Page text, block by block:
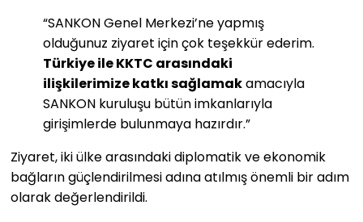
“SANKON Genel Merkezi’ne yapmış
olduğunuz ziyaret için çok teşekkür ederim.
Türkiye ile KKTC arasındaki
ilişkilerimize katkı sağlamakamacıyla
SANKON kuruluşu bütün imkanlarıyla
girişimlerde bulunmaya hazırdır.”
Ziyaret, iki ülke arasındaki diplomatik ve ekonomik
bağların güçlendirilmesi adına atılmış önemli bir adım
olarak değerlendirildi.